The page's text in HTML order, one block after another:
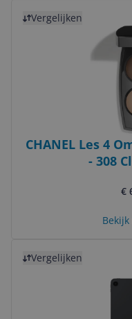
Vergelijken
CHANEL Les 4
- 308
€
Vergelijken